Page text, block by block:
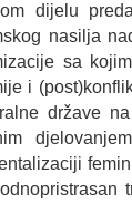
dijelu
nasilja
sa
i
države